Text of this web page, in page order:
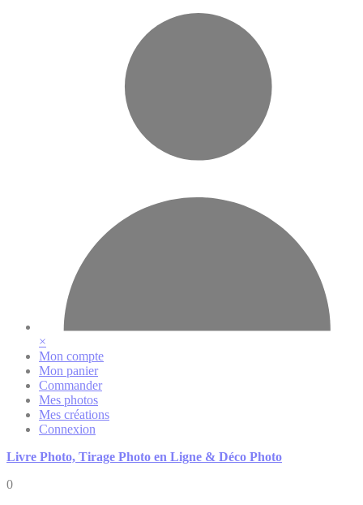
×
Mon compte
Mon panier
Commander
Mes photos
Mes créations
Connexion
Livre Photo, Tirage Photo en Ligne & Déco Photo
0